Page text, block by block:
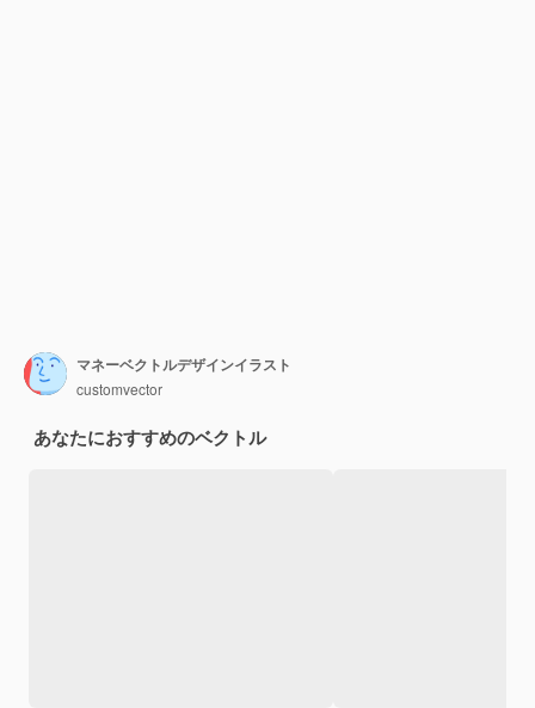
マネーベクトルデザインイラスト
customvector
あなたにおすすめのベクトル